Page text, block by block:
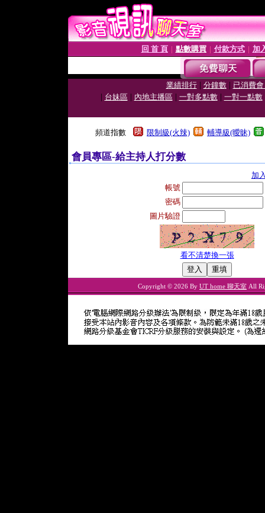
回 首 頁 點數購買│ 付款方式│ 加
業績排行| 分鐘數| 已消費
| 台妹區| 內地主播區| 一對多點數| 一對一點數
頻道指數 限制級(火辣) 輔導級(曖昧)
會員專區-給主持人打分數
加
帳號
密碼
圖片驗證
看不清楚換一張
Copyright © 2026 By UT home 聊天室 All